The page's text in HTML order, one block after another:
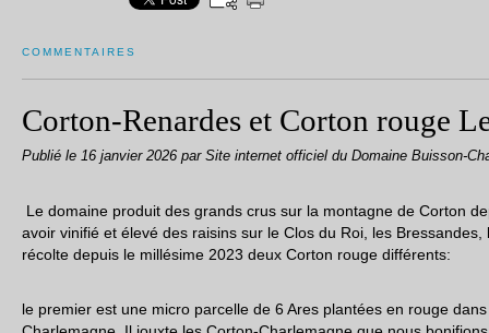
COMMENTAIRES
Corton-Renardes et Corton rouge
Publié le 16 janvier 2026 par Site internet officiel du Domaine Buisson-
Le domaine produit des grands crus sur la montagne de Corton
avoir vinifié et élevé des raisins sur le Clos du Roi, les
récolte depuis le millésime 2023 deux Corton rouge différents:
le premier est une micro parcelle de 6 Ares plantées en rouge